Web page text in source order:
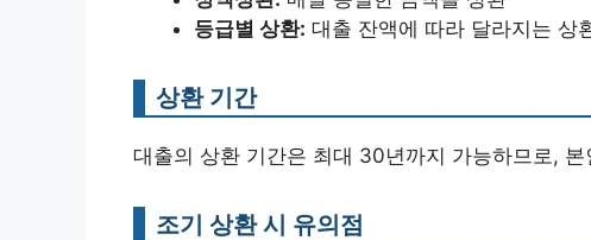
등급별 상환: 대출 잔액에 따라 달라지는 상
상환 기간
대출의 상환 기간은 최대 30년까지 가능하므로,
조기 상환 시 유의점